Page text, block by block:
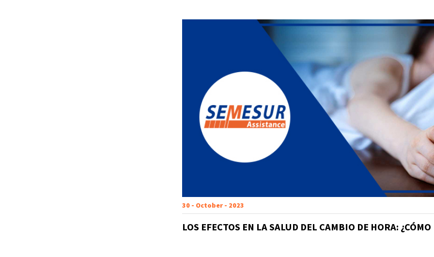
30 - October - 2023
LOS EFECTOS EN LA SALUD DEL CAMBIO DE HORA: